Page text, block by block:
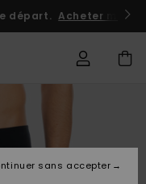
départ. Acheter
sans accepter